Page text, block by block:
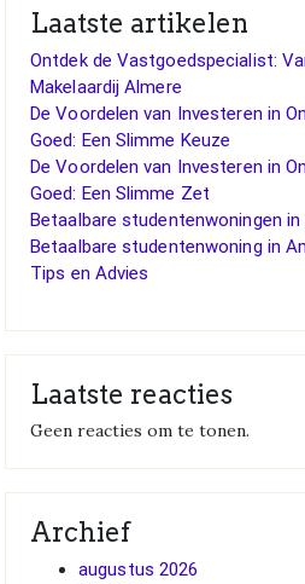
Laatste artikelen
Ontdek de Vastgoedspecialist:
Makelaardij Almere
De Voordelen van Investeren in
Goed: Een Slimme Keuze
De Voordelen van Investeren in
Goed: Een Slimme Zet
Betaalbare studentenwoningen
Betaalbare studentenwoning in
Tips en Advies
Laatste reacties
Geen reacties om te tonen.
Archief
augustus 2026